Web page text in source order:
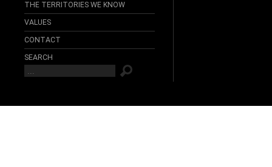
THE TERRITORIES WE KNOW
VALUES
CONTACT
SEARCH